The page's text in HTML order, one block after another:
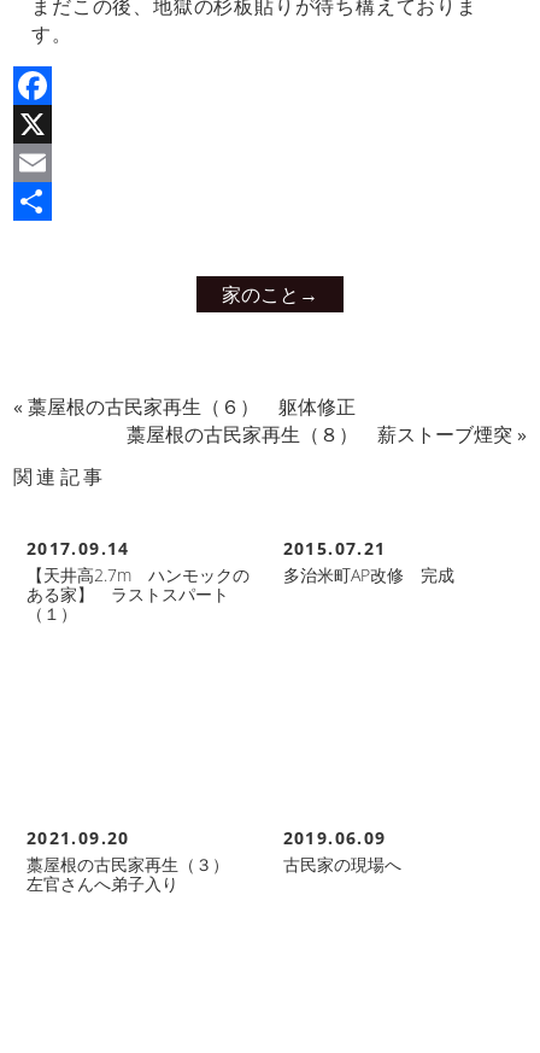
まだこの後、地獄の杉板貼りが待ち構えておりま
す。
Facebook
X
Email
家のこと →
«藁屋根の古民家再生（６） 躯体修正
藁屋根の古民家再生（８） 薪ストーブ煙突 »
関連記事
2017.09.14
【天井高2.7m ハンモックの
ある家】 ラストスパート
（１）
2015.07.21
多治米町AP改修 完成
2021.09.20
藁屋根の古民家再生（３）
左官さんへ弟子入り
2019.06.09
古民家の現場へ